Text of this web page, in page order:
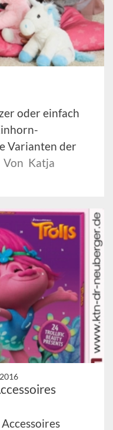
oder einfach
Varianten der
Von Katja